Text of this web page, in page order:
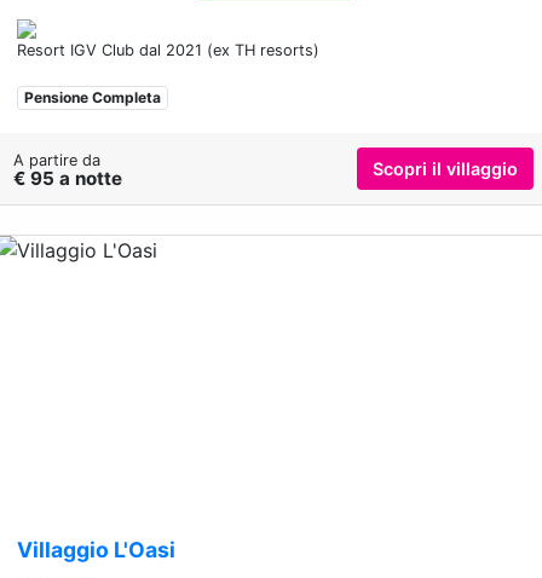
Resort IGV Club dal 2021 (ex TH resorts)
Pensione Completa
A partire da
€ 95 a notte Scopri il villaggio
Villaggio L'Oasi